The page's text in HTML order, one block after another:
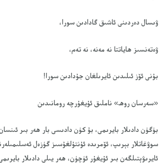
ۋىسال دەردىنى ئاشىق گادادىن سورا،
ۋەتەنسىز ھاياتتا نە مەنە، نە تەم،
بۇنى ئۆز ئىلىدىن ئايرىلغان جۇدادىن سورا!
«سەرسان روھ» ناملىق ئۇيغۇرچە رومانىدىن
بۈگۈن دادىلار بايرىمى، بۇ كۈن دادىسى بار ھەر بىر
سوۋغاتلار بېرىپ، ئۆمرىدە ئۇنتۇلغۇسىز گۈزەل
ئايرىۋېتىلگەن بىر ئۇيغۇر ئۈچۈن، ھەر يىلى دادىلار